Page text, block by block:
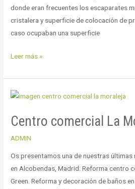
donde eran frecuentes los escaparates
cristalera y superficie de colocación de
caso ocupaban una superficie
Leer más »
Centro comercial La
ADMIN
Os presentamos una de nuestras
en Alcobendas, Madrid: Reforma centro
Green. Reforma y decoración de baños
Centro
La